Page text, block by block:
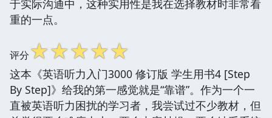
于实际沟通中，这种实用性是我在选择教材时非常看
重的一点。
评分☆☆☆☆☆
这本《英语听力入门3000 修订版 学生用书4 [Step
By Step]》给我的第一感觉就是“靠谱”。作为一个一
直被英语听力困扰的学习者，我尝试过不少教材，但